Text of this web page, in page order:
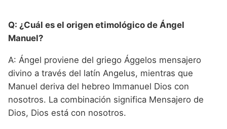
Q: ¿Cuál es el origen etimológico de Ángel
Manuel?
A: Ángel proviene del griego Ággelos mensajero
divino a través del latín Angelus, mientras que
Manuel deriva del hebreo Immanuel Dios con
nosotros. La combinación significa Mensajero de
Dios, Dios está con nosotros.